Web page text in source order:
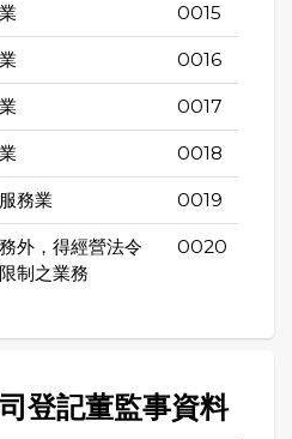
0015
0016
0017
0018
務業 0019
外，得經營法令
制之業務
0020
登記董監事資料